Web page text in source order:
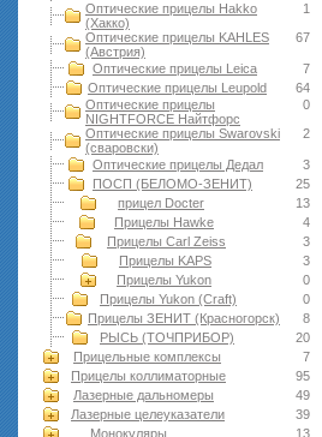
1
Оптические прицелы Hakko
(Хакко)
67
Оптические прицелы KAHLES
(Австрия)
7
Оптические прицелы Leica
64
Оптические прицелы Leupold
0
Оптические прицелы
NIGHTFORCE Найтфорс
2
Оптические прицелы Swarovski
(сваровски)
3
Оптические прицелы Дедал
25
ПОСП (БЕЛОМО-ЗЕНИТ)
13
прицел Docter
4
Прицелы Hawke
3
Прицелы Carl Zeiss
3
Прицелы KAPS
0
Прицелы Yukon
0
Прицелы Yukon (Craft)
8
Прицелы ЗЕНИТ (Красногорск)
20
РЫСЬ (ТОЧПРИБОР)
7
Прицельные комплексы
95
Прицелы коллиматорные
49
Лазерные дальномеры
39
Лазерные целеуказатели
13
Монокуляры